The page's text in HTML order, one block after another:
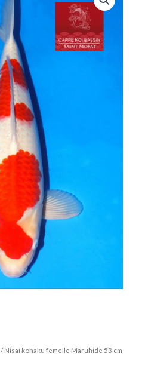
/ Nisai kohaku femelle Maruhide 53 cm